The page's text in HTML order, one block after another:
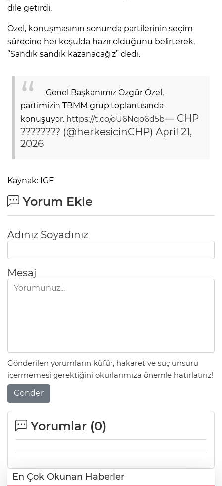
dile getirdi.
Özel, konuşmasının sonunda partilerinin seçim
sürecine her koşulda hazır olduğunu belirterek,
“Sandık sandık kazanacağız” dedi.
Genel Başkanımız Özgür Özel,
partimizin TBMM grup toplantısında
konuşuyor. https://t.co/oU6Nqo6d5b— CHP
???????? (@herkesicinCHP) April 21,
2026
Kaynak: IGF
Yorum Ekle
Adınız Soyadınız
Mesaj
Gönderilen yorumların küfür, hakaret ve suç unsuru
içermemesi gerektiğini okurlarımıza önemle hatırlatırız!
Gönder
Yorumlar (0)
En Çok Okunan Haberler